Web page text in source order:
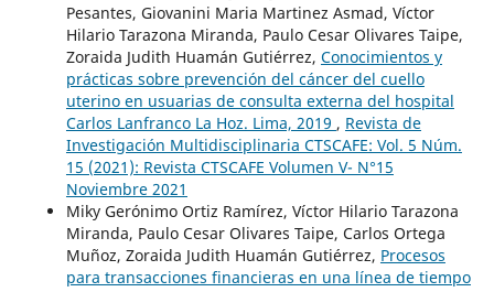
Pesantes, Giovanini Maria Martinez Asmad, Víctor
Hilario Tarazona Miranda, Paulo Cesar Olivares Taipe,
Zoraida Judith Huamán Gutiérrez, Conocimientos y
prácticas sobre prevención del cáncer del cuello
uterino en usuarias de consulta externa del hospital
Carlos Lanfranco La Hoz. Lima, 2019 , Revista de
Investigación Multidisciplinaria CTSCAFE: Vol. 5 Núm.
15 (2021): Revista CTSCAFE Volumen V- N°15
Noviembre 2021
Miky Gerónimo Ortiz Ramírez, Víctor Hilario Tarazona
Miranda, Paulo Cesar Olivares Taipe, Carlos Ortega
Muñoz, Zoraida Judith Huamán Gutiérrez, Procesos
para transacciones financieras en una línea de tiempo